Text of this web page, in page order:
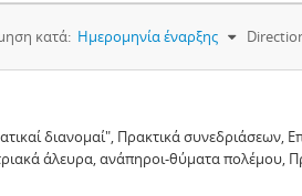
κατά: Ημερομηνία έναρξης
διανομαί", Πρακτικά συνεδριάσεων,
άλευρα, ανάπηροι-θύματα πολέμου,